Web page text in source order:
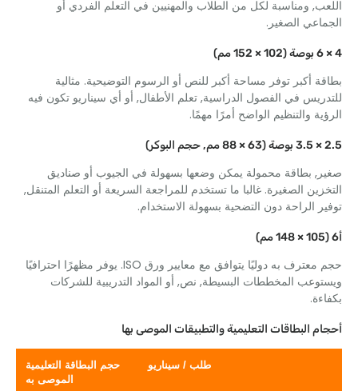
ومناسبة لكل من الطلاب والمهنيين في التعلم الفردي أو
الصغير.
أكبر توفر مساحة أكبر للنص أو الرسوم التوضيحية. مثالية
في الفصول الدراسية, تعلم الأطفال, أو أي سيناريو تكون فيه
والتنظيم الواضح أمرًا مهمًا.
بطاقة محمولة يمكن وضعها بسهولة في الجيوب أو صناديق
الصغيرة. غالبا ما تستخدم للمراجعة السريعة أو التعلم المتنقل,
الراحة دون التضحية بسهولة الاستخدام.
حجم معترف به دوليًا يتوافق مع معايير ورق ISO. يوفر مظهرًا احترافيًا
المخططات البسيطة, نص, أو المواد التدريبية للشركات
البطاقات التعليمية والتطبيقات الموصى بها
طلب / سيناريو
حجم البطاقة التعليمية
الموصى به